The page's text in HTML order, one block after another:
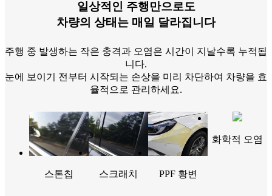
일상적인 주행만으로도
차량의 상태는 매일 달라집니다
주행 중 발생하는 작은 충격과 오염은 시간이 지날수록 누적됩
니다.
눈에 보이기 전부터 시작되는 손상을 미리 차단하여 차량을 효
율적으로 관리하세요.
스톤칩 스크래치 PPF 황변
화학적 오염